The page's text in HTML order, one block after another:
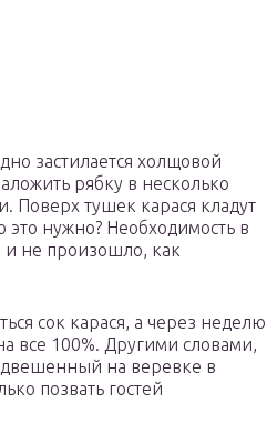
застилается холщовой
рябку в несколько
Поверх тушек карася кладут
нужно? Необходимость в
и не произошло, как
сок карася, а через неделю
все 100%. Другими словами,
на веревке в
позвать гостей